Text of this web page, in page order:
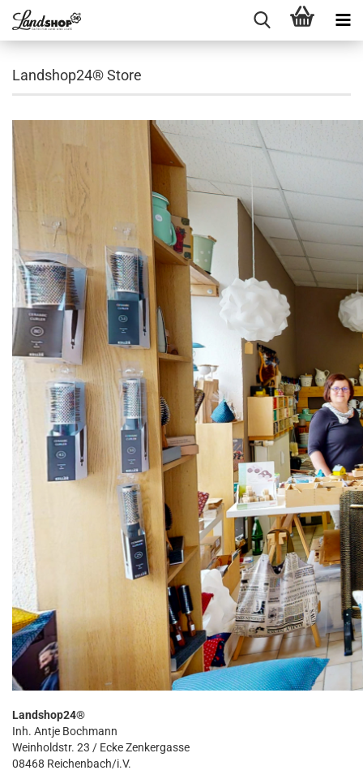
Landshop24® Store
Landshop24®
Inh. Antje Bochmann
Weinholdstr. 23 / Ecke Zenkergasse
08468 Reichenbach/i.V.